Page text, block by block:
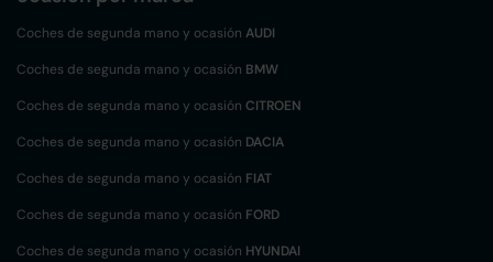
Coches de segunda mano y ocasión AUDI
Coches de segunda mano y ocasión BMW
Coches de segunda mano y ocasión CITROEN
Coches de segunda mano y ocasión DACIA
Coches de segunda mano y ocasión FIAT
Coches de segunda mano y ocasión FORD
Coches de segunda mano y ocasión HYUNDAI